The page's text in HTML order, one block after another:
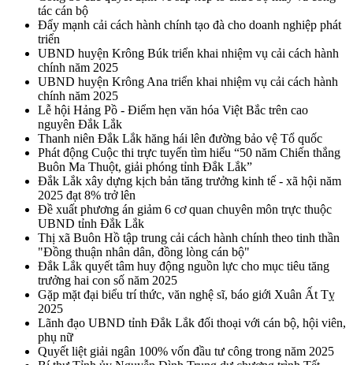
tác cán bộ
Đẩy mạnh cải cách hành chính tạo đà cho doanh nghiệp phát
triển
UBND huyện Krông Búk triển khai nhiệm vụ cải cách hành
chính năm 2025
UBND huyện Krông Ana triển khai nhiệm vụ cải cách hành
chính năm 2025
Lễ hội Hảng Pồ - Điểm hẹn văn hóa Việt Bắc trên cao
nguyên Đắk Lắk
Thanh niên Đắk Lắk hăng hái lên đường bảo vệ Tổ quốc
Phát động Cuộc thi trực tuyến tìm hiểu “50 năm Chiến thắng
Buôn Ma Thuột, giải phóng tỉnh Đắk Lắk”
Đắk Lắk xây dựng kịch bản tăng trưởng kinh tế - xã hội năm
2025 đạt 8% trở lên
Đề xuất phương án giảm 6 cơ quan chuyên môn trực thuộc
UBND tỉnh Đắk Lắk
Thị xã Buôn Hồ tập trung cải cách hành chính theo tinh thần
"Đồng thuận nhân dân, đồng lòng cán bộ"
Đắk Lắk quyết tâm huy động nguồn lực cho mục tiêu tăng
trưởng hai con số năm 2025
Gặp mặt đại biểu trí thức, văn nghệ sĩ, báo giới Xuân Ất Tỵ
2025
Lãnh đạo UBND tỉnh Đắk Lắk đối thoại với cán bộ, hội viên,
phụ nữ
Quyết liệt giải ngân 100% vốn đầu tư công trong năm 2025